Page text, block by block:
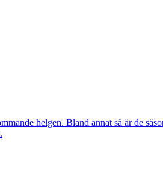
helgen. Bland annat så är de